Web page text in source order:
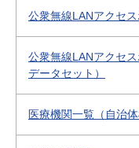
公衆無線LANアクセ
公衆無線LANアクセ
データセット）
医療機関一覧（自治